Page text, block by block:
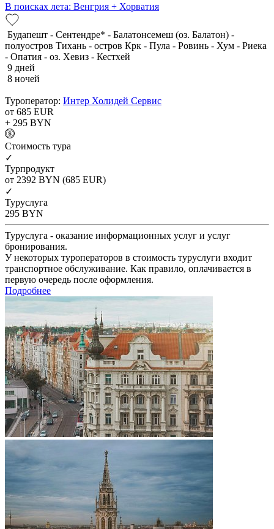
В поисках лета: Венгрия + Хорватия
Будапешт - Сентендре* - Балатонсемеш (оз. Балатон) -
полуостров Тихань - остров Крк - Пула - Ровинь - Хум - Риека
- Опатия - оз. Хевиз - Кестхей
9 дней
8 ночей
Туроператор: Интер Холидей Сервис
от 685 EUR
+ 295 BYN
Cтоимость тура
✓
Турпродукт
от 2392 BYN (685 EUR)
✓
Туруслуга
295 BYN
Туруслуга - оказание информационных услуг и услуг
бронирования.
У некоторых туроператоров в стоимость туруслуги входит
транспортное обслуживание. Как правило, оплачивается в
первую очередь после оформления.
Подробнее